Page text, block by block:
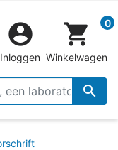


Inloggen
shopping_cart 0
Winkelwagen